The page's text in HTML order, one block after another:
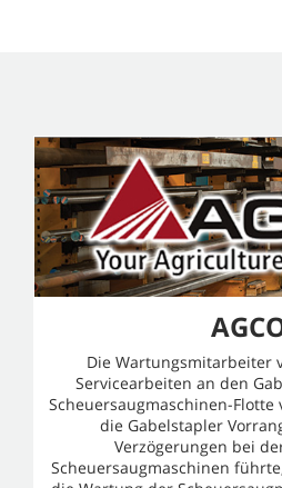
Die Wartungsmitarbeiter
Servicearbeiten an den
Scheuersaugmaschinen-
die Gabelstapler
Verzögerungen bei
Scheuersaugmaschinen